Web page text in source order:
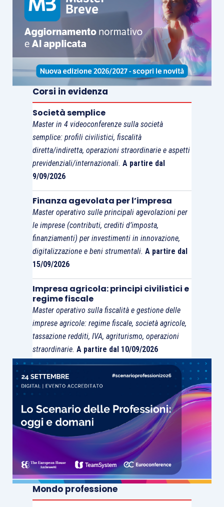
Corsi in evidenza
Società semplice
Master in 4 videoconferenze sulla società
semplice: profili civilistici, fiscalità
diretta/indiretta, operazioni straordinarie e aspetti
previdenziali/internazionali. A partire dal
9/09/2026
Finanza agevolata per l’impresa
Master operativo sulle principali agevolazioni per
le imprese (contributi, crediti d’imposta,
finanziamenti) per investimenti in innovazione,
digitalizzazione e beni strumentali. A partire dal
15/09/2026
Impresa agricola: principi civilistici e
regime fiscale
Master operativo sulla fiscalità e gestione delle
imprese agricole: regime fiscale, società agricole,
tassazione redditi, IVA, agriturismo, operazioni
straordinarie. A partire dal 10/09/2026
Mondo professione